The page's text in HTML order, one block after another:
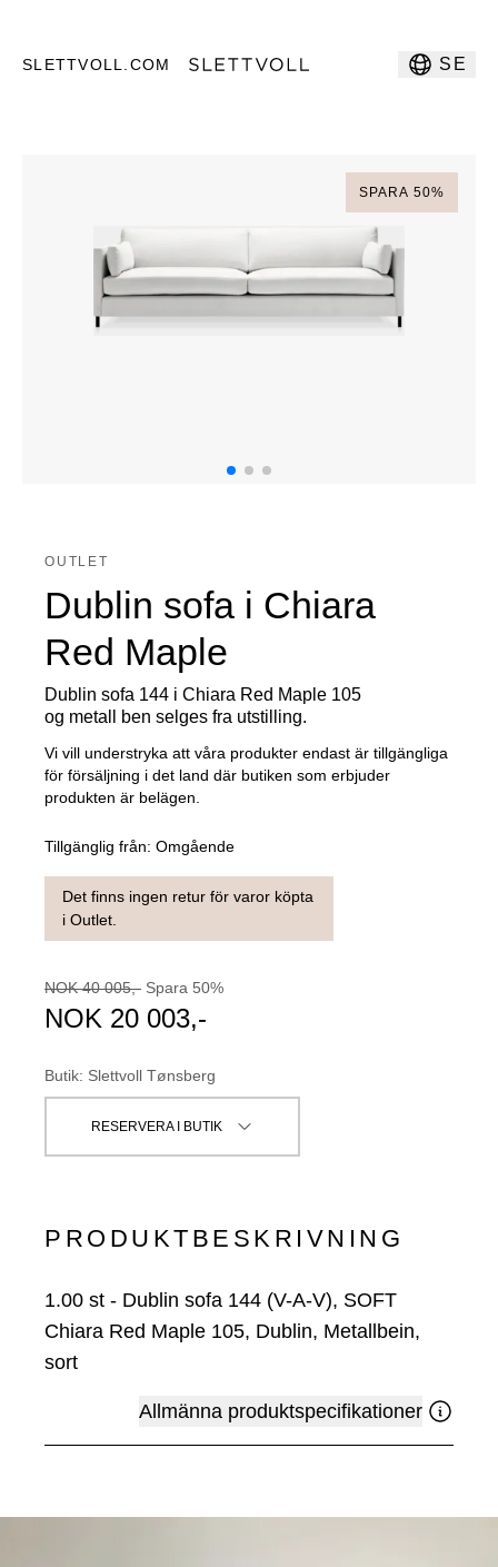
SLETTVOLL.COM SE
SPARA 50%
OUTLET
Dublin sofa i Chiara
Red Maple
Dublin sofa 144 i Chiara Red Maple 105
og metall ben selges fra utstilling.
Vi vill understryka att våra produkter endast är tillgängliga
för försäljning i det land där butiken som erbjuder
produkten är belägen.
Tillgänglig från: Omgående
Det finns ingen retur för varor köpta
i Outlet.
NOK 40 005,- Spara 50%
NOK 20 003,-
Butik: Slettvoll Tønsberg
RESERVERA I BUTIK
PRODUKTBESKRIVNING
1.00 st - Dublin sofa 144 (V-A-V), SOFT
Chiara Red Maple 105, Dublin, Metallbein,
sort
Allmänna produktspecifikationer